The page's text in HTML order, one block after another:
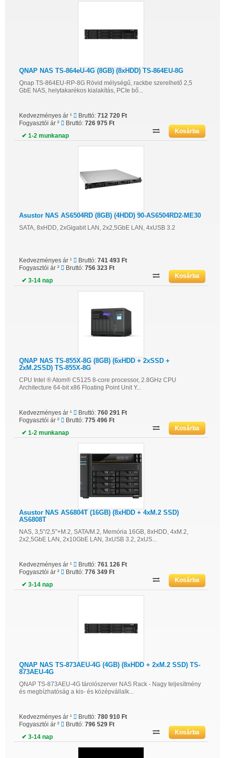
QNAP NAS TS-864eU-4G (8GB) (8xHDD) TS-864EU-8G
Qnap TS-864EU-RP-8G Rövid mélységű, rackbe szerelhető 2,5
GbE NAS, helytakarékos kialakítás, PCIe bő...
Kedvezményes ár ¹ Bruttó: 712 720 Ft
Fogyasztói ár ²
Bruttó: 726 975 Ft
✔ 1-2 munkanap
Asustor NAS AS6504RD (8GB) (4HDD) 90-AS6504RD2-ME30
SATA, 8xHDD, 2xGigabit LAN, 2x2,5GbE LAN, 4xUSB 3.2
Kedvezményes ár ¹ Bruttó: 741 493 Ft
Fogyasztói ár ²
Bruttó: 756 323 Ft
✔ 3-14 nap
QNAP NAS TS-855X-8G (8GB) (6xHDD + 2xSSD +
2xM.2SSD) TS-855X-8G
CPU Intel ® Atom® C5125 8-core processor, 2.8GHz CPU
Architecture 64-bit x86 Floating Point Unit Y...
Kedvezményes ár ¹ Bruttó: 760 291 Ft
Fogyasztói ár ²
Bruttó: 775 496 Ft
✔ 1-2 munkanap
Asustor NAS AS6804T (16GB) (8xHDD + 4xM.2 SSD)
AS6808T
NAS, 3,5"/2,5"+M.2, SATA/M.2, Memória 16GB, 8xHDD, 4xM.2,
2x2,5GbE LAN, 2x10GbE LAN, 3xUSB 3.2, 2xUS...
Kedvezményes ár ¹ Bruttó: 761 126 Ft
Fogyasztói ár ²
Bruttó: 776 349 Ft
✔ 3-14 nap
QNAP NAS TS-873AEU-4G (4GB) (8xHDD + 2xM.2 SSD) TS-
873AEU-4G
QNAP TS-873AEU-4G tárolószerver NAS Rack - Nagy teljesítmény
és megbízhatóság a kis- és középvállalk...
Kedvezményes ár ¹ Bruttó: 780 910 Ft
Fogyasztói ár ²
Bruttó: 796 529 Ft
✔ 3-14 nap